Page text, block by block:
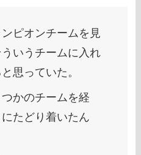
ピオンチームを見
いうチームに入れ
思っていた。
かのチームを経
たどり着いたん